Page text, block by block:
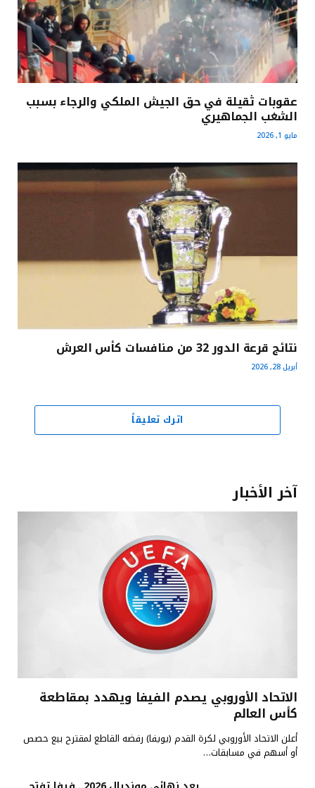
عقوبات ثقيلة في حق الجيش الملكي والرجاء بسبب
الشغب الجماهيري
مايو 1, 2026
نتائج قرعة الدور 32 من منافسات كأس العرش
أبريل 28, 2026
اترك تعليقاً
آخر الأخبار
الاتحاد الأوروبي يصدم الفيفا ويهدد بمقاطعة
كأس العالم
أعلن الاتحاد الأوروبي لكرة القدم (يويفا) رفضه القاطع لمقترح بيع حصص
أو أسهم في مسابقات…